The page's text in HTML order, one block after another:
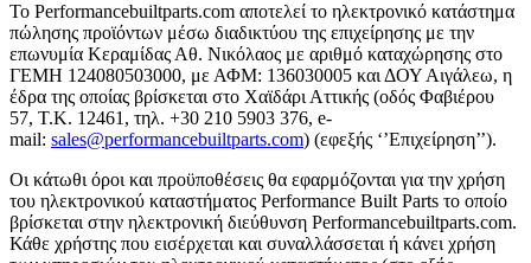
Το Performancebuiltparts.com αποτελεί το ηλεκτρονικό κατάστημα
πώλησης προϊόντων μέσω διαδικτύου της επιχείρησης με την
επωνυμία Κεραμίδας Αθ. Νικόλαος με αριθμό καταχώρησης στο
ΓΕΜΗ 124080503000, με ΑΦΜ: 136030005 και ΔΟΥ Αιγάλεω, η
έδρα της οποίας βρίσκεται στο Χαϊδάρι Αττικής (οδός Φαβιέρου
57, Τ.Κ. 12461, τηλ. +30 210 5903 376, e-
mail: sales@performancebuiltparts.com) (εφεξής ‘’Επιχείρηση’’).
Οι κάτωθι όροι και προϋποθέσεις θα εφαρμόζονται για την χρήση
του ηλεκτρονικού καταστήματος Performance Built Parts το οποίο
βρίσκεται στην ηλεκτρονική διεύθυνση Performancebuiltparts.com.
Κάθε χρήστης που εισέρχεται και συναλλάσσεται ή κάνει χρήση